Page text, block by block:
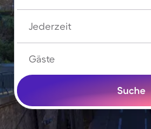
Jederzeit
Gäste
Suche